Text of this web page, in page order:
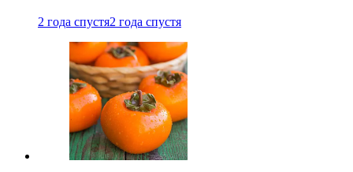
2 года спустя2 года спустя